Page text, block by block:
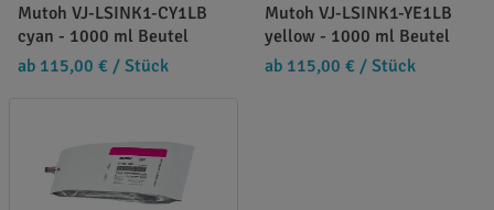
Mutoh VJ-LSINK1-CY1LB
cyan - 1000 ml Beutel
ab 115,00 € / Stück
Mutoh VJ-LSINK1-YE1LB
yellow - 1000 ml Beutel
ab 115,00 € / Stück